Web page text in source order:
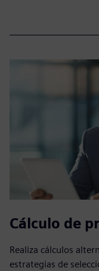
Cálculo de
Realiza cálculos
estrategias de